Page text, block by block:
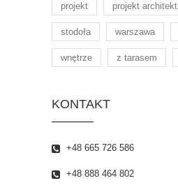
projekt projekt architekt
stodoła warszawa
wnętrze z tarasem
KONTAKT
+48 665 726 586
+48 888 464 802